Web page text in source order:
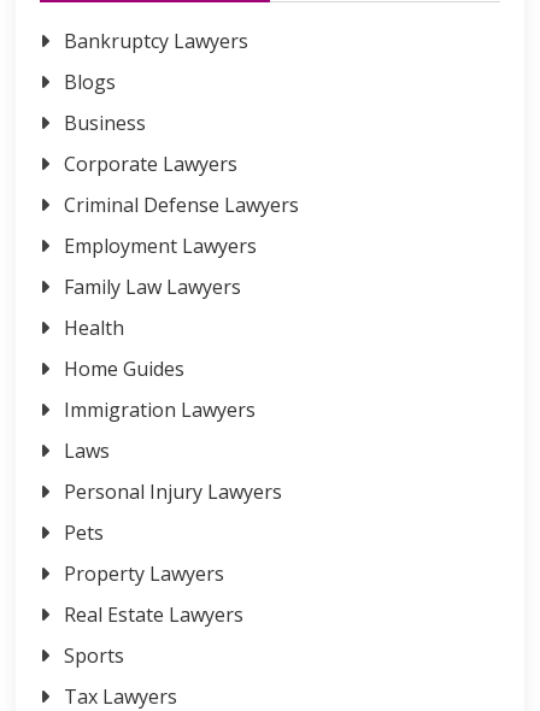
Bankruptcy Lawyers
Blogs
Business
Corporate Lawyers
Criminal Defense Lawyers
Employment Lawyers
Family Law Lawyers
Health
Home Guides
Immigration Lawyers
Laws
Personal Injury Lawyers
Pets
Property Lawyers
Real Estate Lawyers
Sports
Tax Lawyers